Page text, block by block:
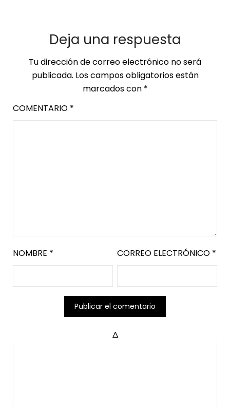
Deja una respuesta
Tu dirección de correo electrónico no será
publicada. Los campos obligatorios están
marcados con *
COMENTARIO *
NOMBRE * CORREO ELECTRÓNICO *
Δ